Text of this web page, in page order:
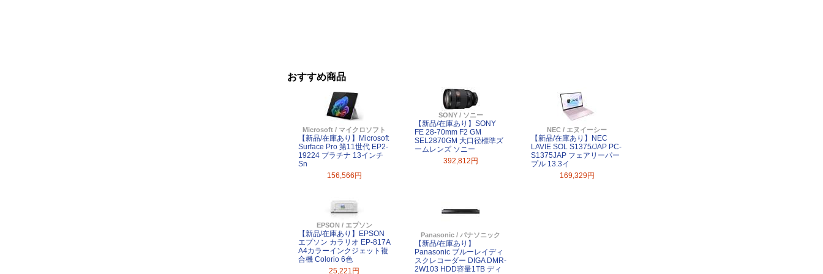
おすすめ商品
Microsoft / マイクロソフト
【新品/在庫あり】Microsoft
Surface Pro 第11世代 EP2-
19224 プラチナ 13インチ
Sn
156,566円
SONY / ソニー
【新品/在庫あり】SONY
FE 28-70mm F2 GM
SEL2870GM 大口径標準ズ
ームレンズ ソニー
392,812円
NEC / エヌイーシー
【新品/在庫あり】NEC
LAVIE SOL S1375/JAP PC-
S1375JAP フェアリーパー
プル 13.3イ
169,329円
EPSON / エプソン
【新品/在庫あり】EPSON
エプソン カラリオ EP-817A
A4カラーインクジェット複
合機 Colorio 6色
25,221円
Panasonic / パナソニック
【新品/在庫あり】
Panasonic ブルーレイディ
スクレコーダー DIGA DMR-
2W103 HDD容量1TB ディ